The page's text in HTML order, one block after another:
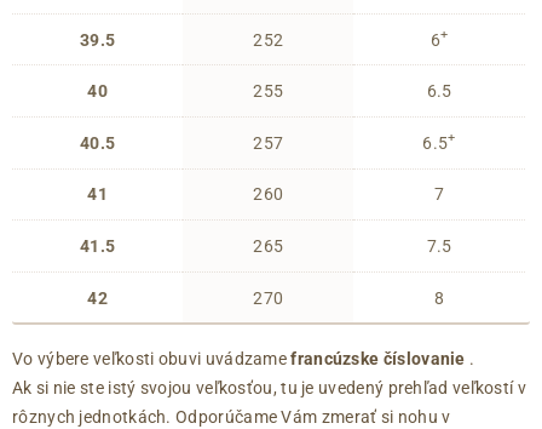
39.5
40
40.5
41
41.5
42
252
255
257
260
265
270
6+
6.5
6.5+
7
7.5
8
Vo výbere veľkosti obuvi uvádzamefrancúzske číslovanie .
Ak si nie ste istý svojou veľkosťou, tu je uvedený prehľad veľkostí v
rôznych jednotkách. Odporúčame Vám zmerať si nohu v